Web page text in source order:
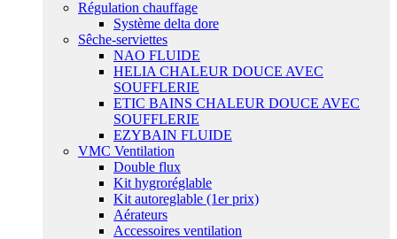
Régulation chauffage
Système delta dore
Sêche-serviettes
NAO FLUIDE
HELIA CHALEUR DOUCE AVEC
SOUFFLERIE
ETIC BAINS CHALEUR DOUCE AVEC
SOUFFLERIE
EZYBAIN FLUIDE
VMC Ventilation
Double flux
Kit hygroréglable
Kit autoreglable (1er prix)
Aérateurs
Accessoires ventilation